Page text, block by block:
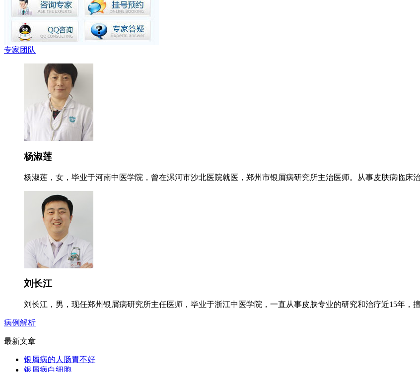
专家团队
杨淑莲
杨淑莲，女，毕业于河南中医学院，曾在漯河市沙北医院就医，郑州市银屑病研究所主治医师。从事皮肤病临床
刘长江
刘长江，男，现任郑州银屑病研究所主任医师，毕业于浙江中医学院，一直从事皮肤专业的研究和治疗近15年，
病例解析
最新文章
银屑病的人肠胃不好
银屑病白细胞